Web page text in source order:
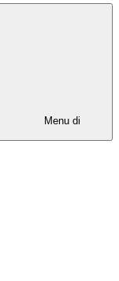
Menu di